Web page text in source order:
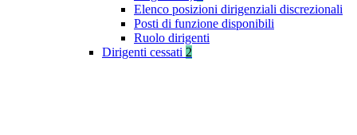
Elenco posizioni dirigenziali discrezionali
Posti di funzione disponibili
Ruolo dirigenti
Dirigenti cessati 2